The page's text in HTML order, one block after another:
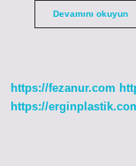
Devamını okuyun
https://fezanur.com
https://